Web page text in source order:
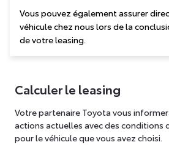
Vous pouvez également assurer
véhicule chez nous lors de la
de votre leasing.
Calculer le leasing
Votre partenaire Toyota vous
actions actuelles avec des conditions
pour le véhicule que vous avez choisi.